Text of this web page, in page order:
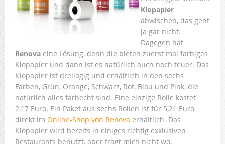
Klopapier
abwischen, das geht
ja gar nicht.
Dagegen hat
Renova eine Lösung, denn die bieten zuerst mal farbiges
Klopapier und dann ist es natürlich auch noch teuer. Das
Klopapier ist dreilagig und erhältlich in den sechs
Farben, Grün, Orange, Schwarz, Rot, Blau und Pink, die
natürlich alles farbecht sind. Eine einzige Rolle kostet
2,17 Euro. Ein Paket aus sechs Rollen ist für 5,21 Euro
direkt im Online-Shop von Renova erhältlich. Das
Klopapier wird bereits in einiges richtig exklusiven
Restaurants benutzt, aber fragt mich nicht wo.